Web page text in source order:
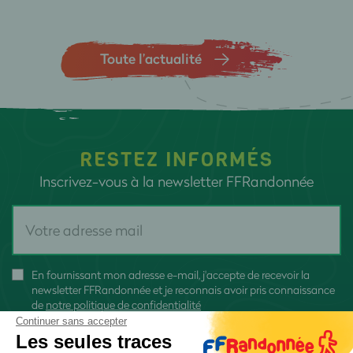
Toute l’actualité
RESTEZ INFORMÉS
Inscrivez-vous à la newsletter FFRandonnée
En fournissant mon adresse e-mail, j'accepte de recevoir la
newsletter FFRandonnée et je reconnais avoir pris connaissance
de notre politique de confidentialité
Continuer sans accepter
Les seules traces